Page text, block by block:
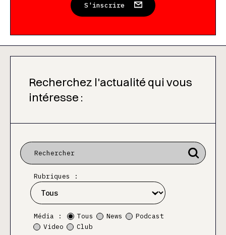
S'inscrire
Recherchez l'actualité qui vous
intéresse :
Rubriques :
Média : Tous News
Podcast
Video
Club